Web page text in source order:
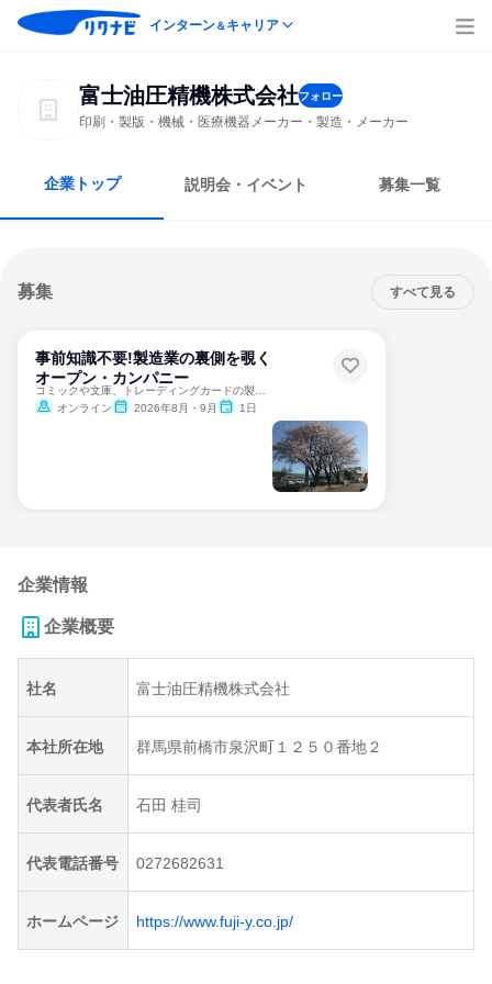
インターン＆キャリア
富士油圧精機株式会社フォロー
印刷・製版・機械・医療機器メーカー・製造・メーカー
企業トップ 説明会・イベント 募集一覧
募集 すべて見る
事前知識不要!製造業の裏側を覗く
オープン・カンパニー
オンライン
2026年8月・9月 1日
企業情報
企業概要
社名 富士油圧精機株式会社
本社所在地 群馬県前橋市泉沢町１２５０番地２
代表者氏名 石田 桂司
代表電話番号 0272682631
ホームページ https://www.fuji-y.co.jp/